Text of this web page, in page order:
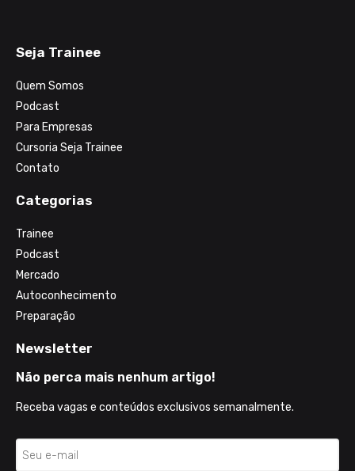
Seja Trainee
Quem Somos
Podcast
Para Empresas
Cursoria Seja Trainee
Contato
Categorias
Trainee
Podcast
Mercado
Autoconhecimento
Preparação
Newsletter
Não perca mais nenhum artigo!
Receba vagas e conteúdos exclusivos semanalmente.